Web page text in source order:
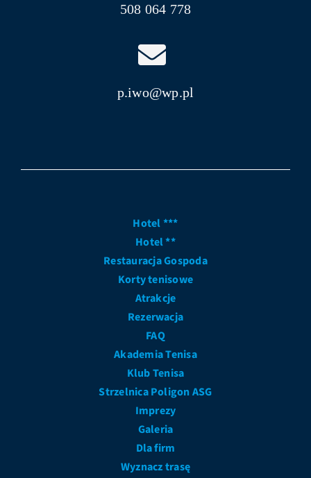
508 064 778
p.iwo@wp.pl
Hotel ***
Hotel **
Restauracja Gospoda
Korty tenisowe
Atrakcje
Rezerwacja
FAQ
Akademia Tenisa
Klub Tenisa
Strzelnica Poligon ASG
Imprezy
Galeria
Dla firm
Wyznacz trasę